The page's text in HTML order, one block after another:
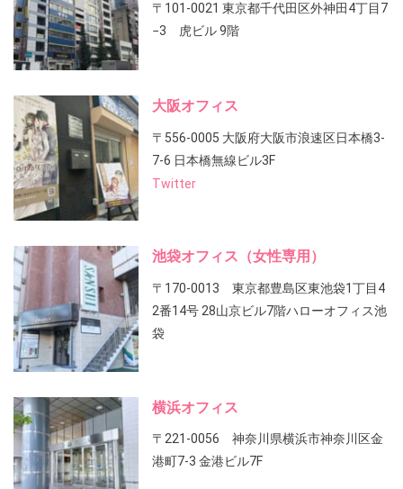
〒101-0021 東京都千代田区外神田4丁目7
−3 虎ビル 9階
大阪オフィス
〒556-0005 大阪府大阪市浪速区日本橋3-
7-6 日本橋無線ビル3F
Twitter
池袋オフィス（女性専用）
〒170-0013 東京都豊島区東池袋1丁目4
2番14号 28山京ビル7階ハローオフィス池
袋
横浜オフィス
〒221-0056 神奈川県横浜市神奈川区金
港町7-3 金港ビル7F